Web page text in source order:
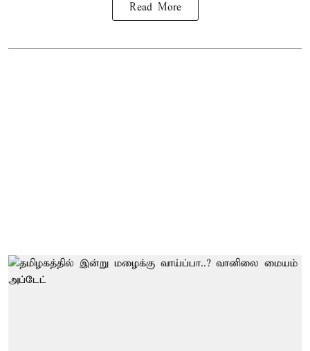
Read More